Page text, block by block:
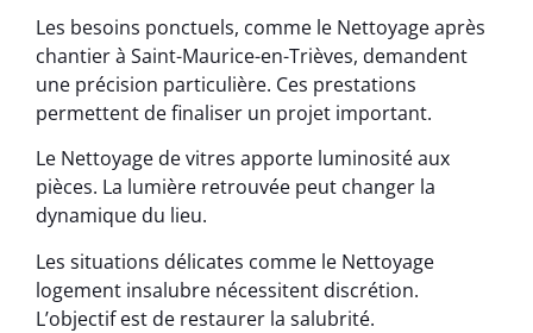
Les besoins ponctuels, comme le Nettoyage après
chantier à Saint-Maurice-en-Trièves, demandent
une précision particulière. Ces prestations
permettent de finaliser un projet important.
Le Nettoyage de vitres apporte luminosité aux
pièces. La lumière retrouvée peut changer la
dynamique du lieu.
Les situations délicates comme le Nettoyage
logement insalubre nécessitent discrétion.
L’objectif est de restaurer la salubrité.